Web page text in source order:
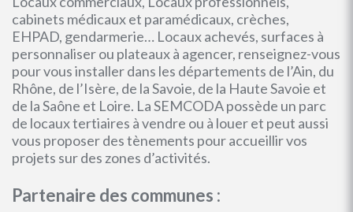
cabinets médicaux et paramédicaux, crèches,
EHPAD, gendarmerie… Locaux achevés, surfaces à
personnaliser ou plateaux à agencer, renseignez-vous
pour vous installer dans les départements de l’Ain, du
Rhône, de l’Isère, de la Savoie, de la Haute Savoie et
de la Saône et Loire. La SEMCODA possède un parc
de locaux tertiaires à vendre ou à louer et peut aussi
vous proposer des tènements pour accueillir vos
projets sur des zones d’activités.
Partenaire des communes :